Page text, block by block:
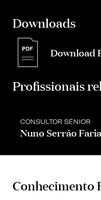
Downloads
Download
Profissionais
CONSULTOR SÉNIOR
Nuno Serrão Faria
Conhecimento